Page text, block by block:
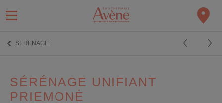
SERENAGE
SÉRÉNAGE UNIFIANT
PRIEMONĖ